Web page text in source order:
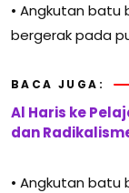
• Angkutan batu
bergerak pada
BACA JUGA:
Al Haris ke
dan
• Angkutan batu